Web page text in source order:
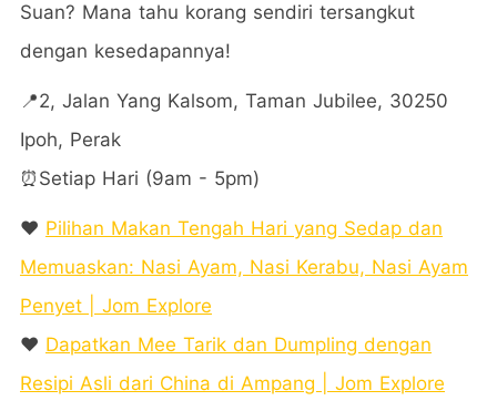
Suan? Mana tahu korang sendiri tersangkut
dengan kesedapannya!
📍2, Jalan Yang Kalsom, Taman Jubilee, 30250
Ipoh, Perak
⏰Setiap Hari (9am - 5pm)
❤️ Pilihan Makan Tengah Hari yang Sedap dan
Memuaskan: Nasi Ayam, Nasi Kerabu, Nasi Ayam
Penyet | Jom Explore
❤️ Dapatkan Mee Tarik dan Dumpling dengan
Resipi Asli dari China di Ampang | Jom Explore